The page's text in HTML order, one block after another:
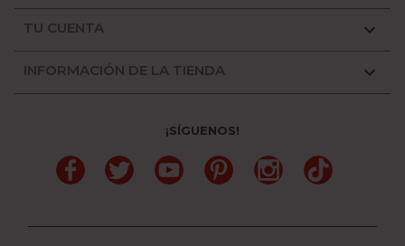
TU CUENTA 
INFORMACIÓN DE LA TIENDA 
¡SÍGUENOS!
FacebookTwitter YouTube PinterestInstagramTikTok